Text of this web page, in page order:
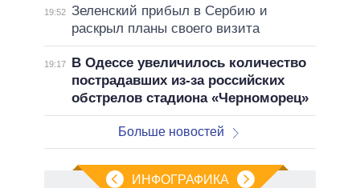
19:52 Зеленский прибыл в Сербию и
раскрыл планы своего визита
19:17
В Одессе увеличилось количество
пострадавших из-за российских
обстрелов стадиона «Черноморец»
Больше новостей
ИНФОГРАФИКА